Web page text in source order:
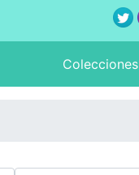
Colecciones